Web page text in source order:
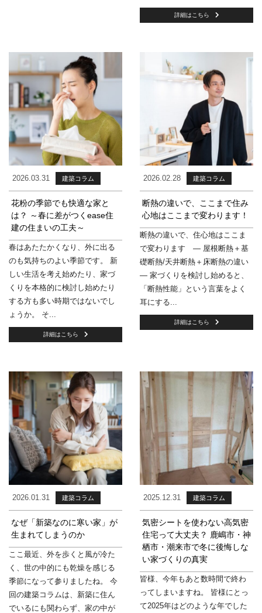
詳細はこちら
2026.03.31 建築コラム
花粉の季節でも快適な家と
は？ ～春に差がつくease住
建の住まいの工夫～
春はあたたかくなり、外に出る
のも気持ちのよい季節です。 新
しい生活を考え始めたり、家づ
くりを本格的に検討し始めたり
する方も多い時期ではないでし
ょうか。 そ...
詳細はこちら
2026.02.28 建築コラム
断熱の違いで、ここまで住み
心地はここまで変わります！
断熱の違いで、住心地はここま
で変わります ― 屋根断熱＋基
礎断熱/天井断熱＋床断熱の違い
― 家づくりを検討し始めると、
「断熱性能」という言葉をよく
耳にする...
詳細はこちら
2026.01.31 建築コラム
なぜ「新築なのに寒い家」が
生まれてしまうのか
ここ最近、外を歩くと風が冷た
く、世の中的にも乾燥を感じる
季節になって参りましたね。 今
回の建築コラムは、新築に住ん
でいるにも関わらず、家の中が
2025.12.31 建築コラム
気密シートを使わない高気密
住宅って大丈夫？ 鹿嶋市・神
栖市・潮来市で冬に後悔しな
い家づくりの真実
皆様、今年もあと数時間で終わ
ってしまいますね。 皆様にとっ
て2025年はどのような年でした